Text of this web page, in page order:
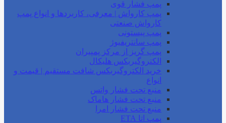
پمپ فشار قوی
پمپ کارواش | معرفی، کاربردها و انواع پمپ
کارواش صنعتی
پمپ پیستونی
پمپ سانتریفیوژ
پمپ گریز از مرکز پمپیران
الکتروگیربکس هلیکال
خرید الکتروگیربکس شافت مستقیم | قیمت و
انواع
منبع تحت فشار واتس
منبع تحت فشار هاماک
منبع تحت فشار امرا
پمپ اتا ETA